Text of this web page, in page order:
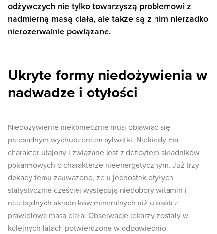
odżywczych nie tylko towarzyszą problemowi z
nadmierną masą ciała, ale także są z nim nierzadko
nierozerwalnie powiązane.
Ukryte formy niedożywienia w
nadwadze i otyłości
Niedożywienie niekoniecznie musi objawiać się
przesadnym wychudzeniem sylwetki. Niekiedy ma
charakter utajony i związane jest z deficytem składników
pokarmowych o charakterze nieenergetycznym. Już trzy
dekady temu zauważono, że u jednostek otyłych
statystycznie częściej występują niedobory witamin i
niezbędnych składników mineralnych niż u osób z
prawidłową masą ciała. Obserwacje lekarzy zostały w
kolejnych latach potwierdzone w odpowiednio